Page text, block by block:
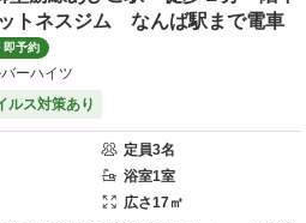
トネスジム なんば駅まで電車
即予約
ーハイツ
ルス対策あり
定員3名
浴室1室
広さ17㎡